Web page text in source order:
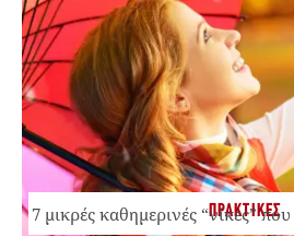
ΠΡΑΚΤΙΚΕΣ
7 μικρές καθημερινές “νίκες”